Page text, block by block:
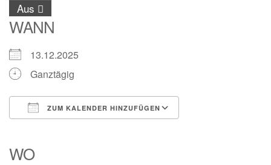
Aus
WANN
13.12.2025
Ganztägig
ZUM KALENDER HINZUFÜGEN
WO